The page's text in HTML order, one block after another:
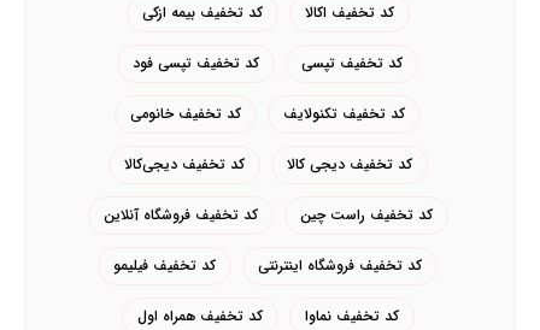
کد تخفیف اکالا کد تخفیف بیمه ازکی
کد تخفیف تپسی کد تخفیف تپسی فود
کد تخفیف تکنولایف کد تخفیف خانومی
کد تخفیف دیجی کالا کد تخفیف دیجی‌کالا
کد تخفیف راست چین کد تخفیف فروشگاه آنلاین
کد تخفیف فروشگاه اینترنتی کد تخفیف فیلیمو
کد تخفیف نماوا کد تخفیف همراه اول